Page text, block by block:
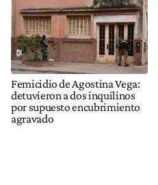
Femicidio de Agostina Vega:
detuvieron a dos inquilinos
por supuesto encubrimiento
agravado